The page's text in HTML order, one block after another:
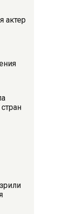
актер